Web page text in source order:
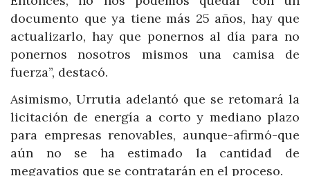
documento que ya tiene más 25 años, hay que
actualizarlo, hay que ponernos al día para no
ponernos nosotros mismos una camisa de
fuerza”, destacó.
Asimismo, Urrutia adelantó que se retomará la
licitación de energía a corto y mediano plazo
para empresas renovables, aunque-afirmó-que
aún no se ha estimado la cantidad de
megavatios que se contratarán en el proceso.